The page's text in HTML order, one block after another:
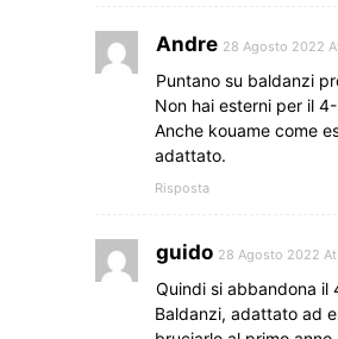
Andre 28 Agosto 2022 At
Puntano su baldanzi
Non hai esterni per il
Anche kouame come
adattato.
Risposta
guido 28 Agosto 2022 At
Quindi si abbandona il
Baldanzi, adattato ad